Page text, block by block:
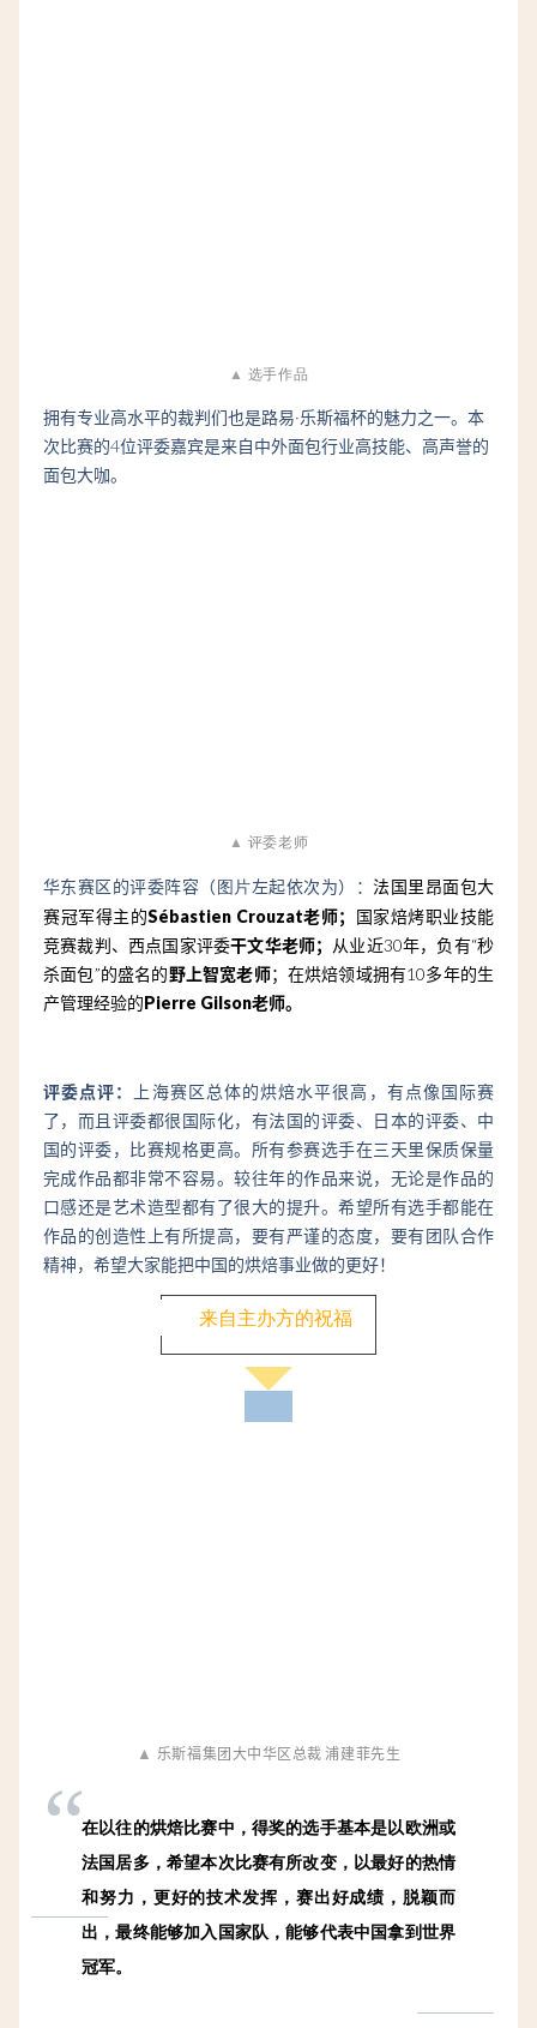
▲ 选手作品
拥有专业高水平的裁判们也是路易·乐斯福杯的魅力之一。本
次比赛的4位评委嘉宾是来自中外面包行业高技能、高声誉的
面包大咖。
▲ 评委老师
华东赛区的评委阵容（ 图片左起依次为）： 法国里昂面包大
赛冠军得主的Sébastien Crouzat老师；
国家焙烤职业技能
竞赛裁判、西点国家评委干文华老师；
从业近30年，负有“秒
杀面包”的盛名的野上智宽老师； 在烘焙领域拥有10多年的生
产管理经验的Pierre Gilson老师。
评委点评：
上海赛区总体的烘焙水平很高，有点像国际赛
了，而且评委都很国际化，有法国的评委、日本的评委、中
国的评委，比赛规格更高。所有参赛选手在三天里保质保量
完成作品都非常不容易。较往年的作品来说，无论是作品的
口感还是艺术造型都有了很大的提升。希望所有选手都能在
作品的创造性上有所提高，要有严谨的态度，要有团队合作
精神，希望大家能把中国的烘焙事业做的更好！
来自主办方的祝福
▲ 乐斯福集团大中华区总裁 浦建菲先生
“在以往的烘焙比赛中，得奖的选手基本是以欧洲或
法国居多，希望本次比赛有所改变，以最好的热情
和努力，更好的技术发挥，赛出好成绩，脱颖而
出，最终能够加入国家队，能够代表中国拿到世界
冠军。